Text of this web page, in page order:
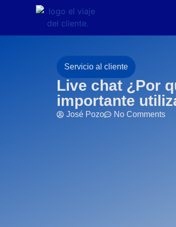
Servicio al cliente
Live chat ¿Por
importante
José Pozo No Comments